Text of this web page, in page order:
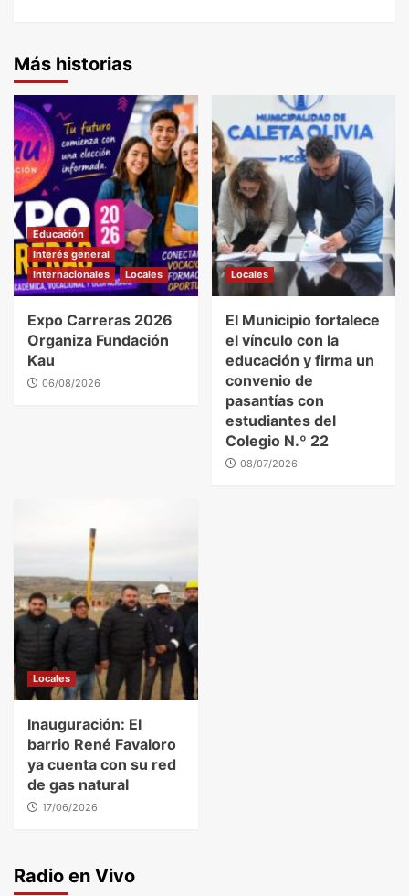
Más historias
Educación
Interés general
Internacionales
Locales
Expo Carreras 2026
Organiza Fundación
Kau
06/08/2026
Locales
El Municipio fortalece
el vínculo con la
educación y firma un
convenio de
pasantías con
estudiantes del
Colegio N.º 22
08/07/2026
Locales
Inauguración: El
barrio René Favaloro
ya cuenta con su red
de gas natural
17/06/2026
Radio en Vivo